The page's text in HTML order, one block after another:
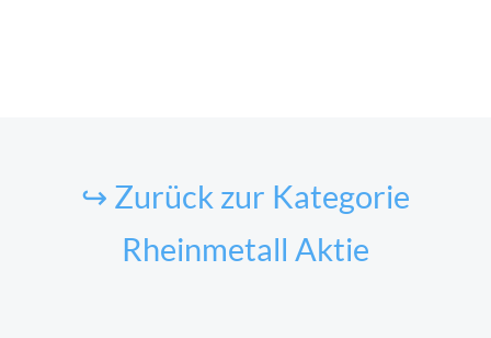
↪ Zurück zur Kategorie
Rheinmetall Aktie